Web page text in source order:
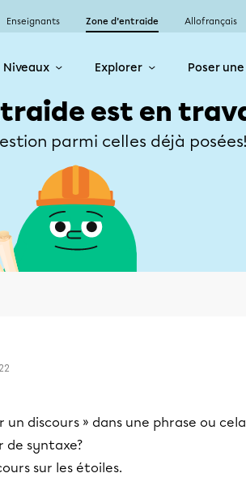
Enseignants Zone d’entraide Allofrançais
Niveaux Explorer Poser
est en
parmi celles déjà
discours » dans une phrase ou cela
de syntaxe?
sur les étoiles.